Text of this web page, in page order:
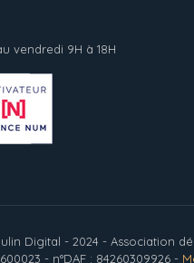
vendredi 9H à 18H
Digital - 2024 - Association
- n°DAF : 84260309926 -